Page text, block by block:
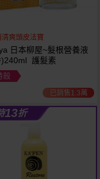
清爽頭皮法寶
日本柳屋~髮根營養液
)240ml 護髮素
殺
已銷售1.3萬
13折